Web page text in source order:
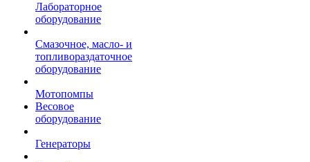
Лабораторное
оборудование
Смазочное, масло- и
топливораздаточное
оборудование
Мотопомпы
Весовое
оборудование
Генераторы